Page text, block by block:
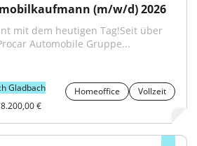
(m/w/d) 2026
mit dem heutigen Tag!Seit über
Automobile Gruppe...
Gladbach Homeoffice
Vollzeit
€